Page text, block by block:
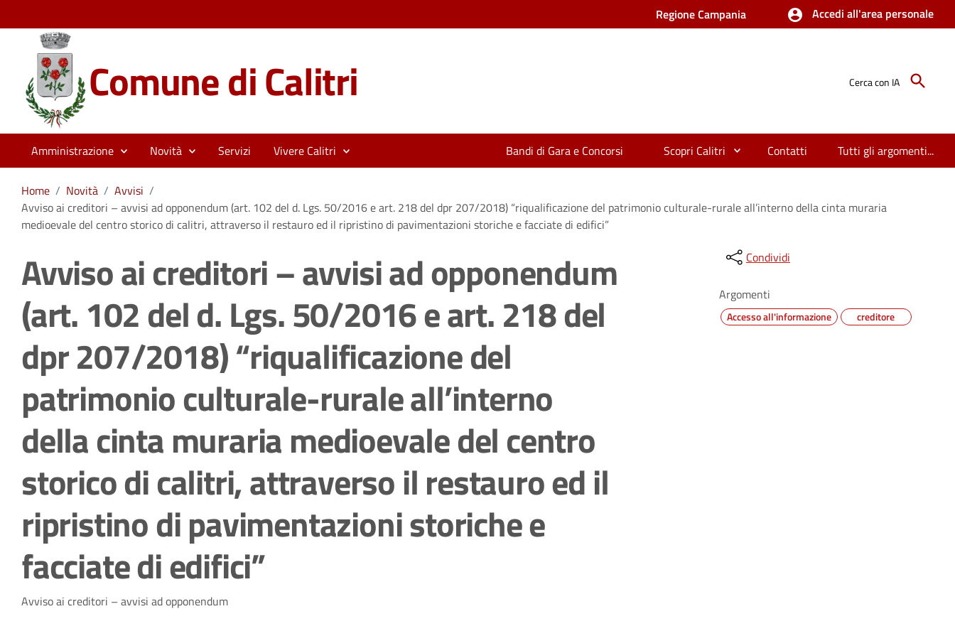
Regione Campania Accedi all'area personale
Comune di Calitri Cerca con IA
Amministrazione Novità Servizi Vivere Calitri Bandi di Gara e Concorsi Scopri Calitri Contatti Tutti gli argomenti...
Home / Novità / Avvisi /
Avviso ai creditori – avvisi ad opponendum (art. 102 del d. Lgs. 50/2016 e art. 218 del dpr 207/2018) “riqualificazione del patrimonio culturale-rurale all’interno della cinta muraria
medioevale del centro storico di calitri, attraverso il restauro ed il ripristino di pavimentazioni storiche e facciate di edifici”
Avviso ai creditori – avvisi ad opponendum
(art. 102 del d. Lgs. 50/2016 e art. 218 del
dpr 207/2018) “riqualificazione del
patrimonio culturale-rurale all’interno
della cinta muraria medioevale del centro
storico di calitri, attraverso il restauro ed il
ripristino di pavimentazioni storiche e
facciate di edifici”
Dettagli della notizia
Avviso ai creditori – avvisi ad opponendum
Condividi
Argomenti
Accesso all'informazione creditore